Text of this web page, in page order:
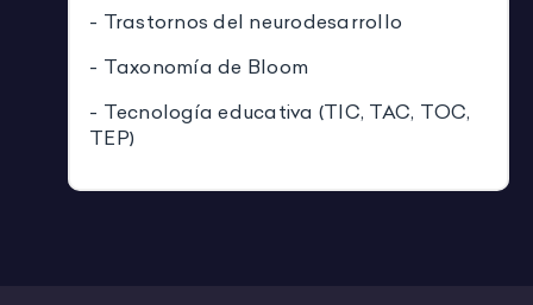
- Trastornos del neurodesarrollo
- Taxonomía de Bloom
- Tecnología educativa (TIC, TAC, TOC,
TEP)